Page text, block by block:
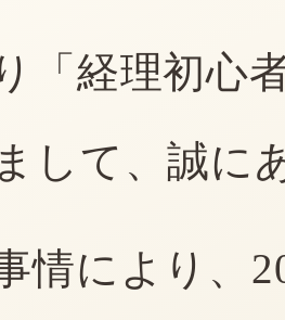
「経理初心
して、誠に
情により、